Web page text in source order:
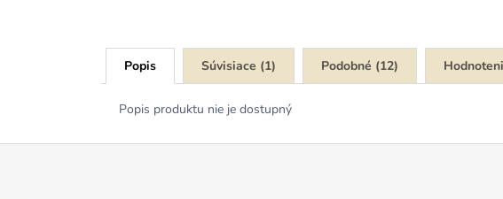
Popis Súvisiace (1) Podobné (12)
Popis produktu nie je dostupný